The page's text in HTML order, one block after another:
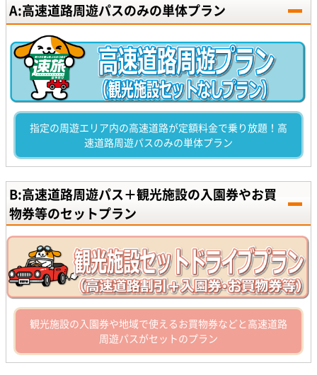
A:高速道路周遊パスのみの単体プラン
指定の周遊エリア内の高速道路が定額料金で乗り放題！高
速道路周遊パスのみの単体プラン
B:高速道路周遊パス＋観光施設の入園券やお買
物券等のセットプラン
観光施設の入園券や地域で使えるお買物券などと高速道路
周遊パスがセットのプラン